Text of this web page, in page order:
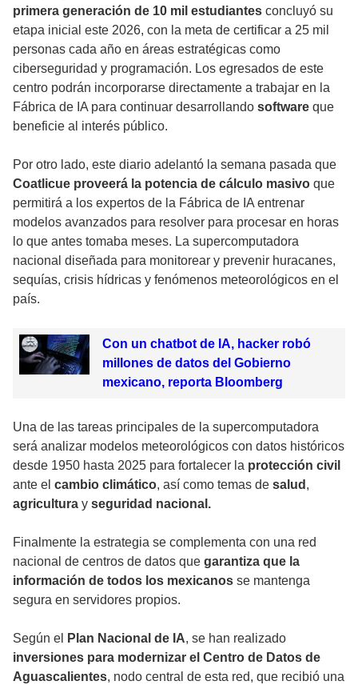
primera generación de 10 mil estudiantes concluyó su
etapa inicial este 2026, con la meta de certificar a 25 mil
personas cada año en áreas estratégicas como
ciberseguridad y programación. Los egresados de este
centro podrán incorporarse directamente a trabajar en la
Fábrica de IA para continuar desarrollando software que
beneficie al interés público.
Por otro lado, este diario adelantó la semana pasada que
Coatlicue proveerá la potencia de cálculo masivo que
permitirá a los expertos de la Fábrica de IA entrenar
modelos avanzados para resolver para procesar en horas
lo que antes tomaba meses. La supercomputadora
nacional diseñada para monitorear y prevenir huracanes,
sequías, crisis hídricas y fenómenos meteorológicos en el
país.
Con un chatbot de IA, hacker robó
millones de datos del Gobierno
mexicano, reporta Bloomberg
Una de las tareas principales de la supercomputadora
será analizar modelos meteorológicos con datos históricos
desde 1950 hasta 2025 para fortalecer la protección civil
ante el cambio climático, así como temas de salud ,
agricultura y seguridad nacional.
Finalmente la estrategia se complementa con una red
nacional de centros de datos que garantiza que la
información de todos los mexicanos se mantenga
segura en servidores propios.
Según el Plan Nacional de IA, se han realizado
inversiones para modernizar el Centro de Datos de
Aguascalientes, nodo central de esta red, que recibió una